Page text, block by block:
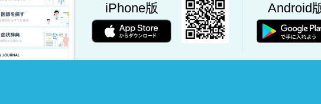
iPhone版 Android